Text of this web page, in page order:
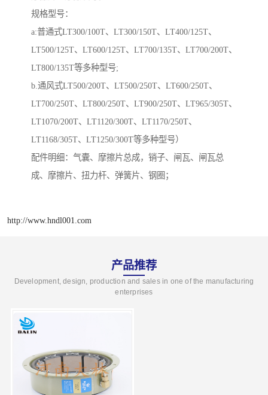
规格型号：
a:普通式LT300/100T、LT300/150T、LT400/125T、
LT500/125T、LT600/125T、LT700/135T、LT700/200T、
LT800/135T等多种型号;
b.通风式LT500/200T、LT500/250T、LT600/250T、
LT700/250T、LT800/250T、LT900/250T、LT965/305T、
LT1070/200T、LT1120/300T、LT1170/250T、
LT1168/305T、LT1250/300T等多种型号）
配件明细：气囊、摩擦片总成，销子、闸瓦、闸瓦总
成、摩擦片、扭力杆、弹簧片、钢圈；
http://www.hndl001.com
产品推荐
Development, design, production and sales in one of the manufacturing
enterprises